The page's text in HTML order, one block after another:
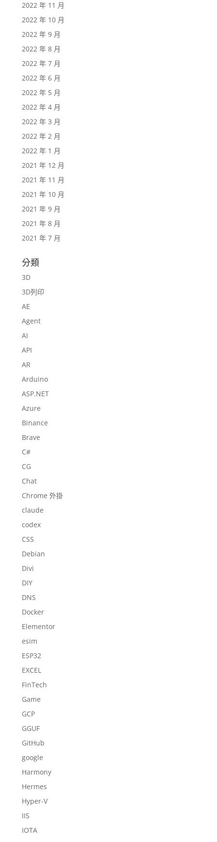
2022 年 11 月
2022 年 10 月
2022 年 9 月
2022 年 8 月
2022 年 7 月
2022 年 6 月
2022 年 5 月
2022 年 4 月
2022 年 3 月
2022 年 2 月
2022 年 1 月
2021 年 12 月
2021 年 11 月
2021 年 10 月
2021 年 9 月
2021 年 8 月
2021 年 7 月
分類
3D
3D列印
AE
Agent
AI
API
AR
Arduino
ASP.NET
Azure
Binance
Brave
C#
CG
Chat
Chrome 外掛
claude
codex
CSS
Debian
Divi
DIY
DNS
Docker
Elementor
esim
ESP32
EXCEL
FinTech
Game
GCP
GGUF
GitHub
google
Harmony
Hermes
Hyper-V
IIS
IOTA